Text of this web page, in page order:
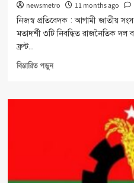
newsmetro 11 months ago
নিজস্ব প্রতিবেদক : আগামী জাতীয়
মতাদর্শী ৩টি নিবন্ধিত রাজনৈতিক দল
ফ্রন্ট...
বিস্তারিত পড়ুনRead
সুন্নীপন্থী